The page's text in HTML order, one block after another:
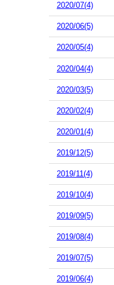
2020/07(4)
2020/06(5)
2020/05(4)
2020/04(4)
2020/03(5)
2020/02(4)
2020/01(4)
2019/12(5)
2019/11(4)
2019/10(4)
2019/09(5)
2019/08(4)
2019/07(5)
2019/06(4)